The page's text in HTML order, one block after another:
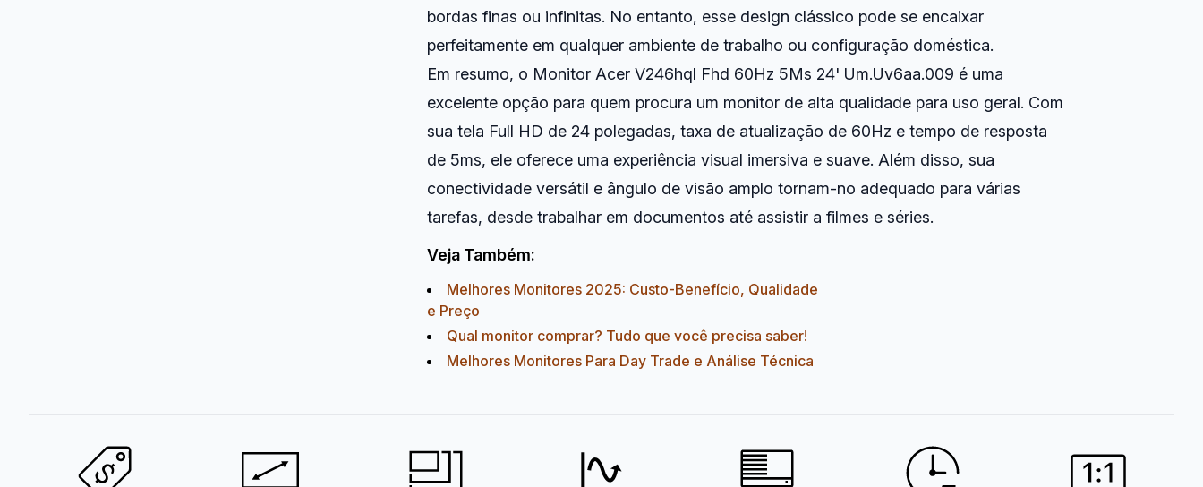
bordas finas ou infinitas. No entanto, esse design clássico pode se encaixar
perfeitamente em qualquer ambiente de trabalho ou configuração doméstica.
Em resumo, o Monitor Acer V246hql Fhd 60Hz 5Ms 24' Um.Uv6aa.009 é uma
excelente opção para quem procura um monitor de alta qualidade para uso geral. Com
sua tela Full HD de 24 polegadas, taxa de atualização de 60Hz e tempo de resposta
de 5ms, ele oferece uma experiência visual imersiva e suave. Além disso, sua
conectividade versátil e ângulo de visão amplo tornam-no adequado para várias
tarefas, desde trabalhar em documentos até assistir a filmes e séries.
Veja Também:
Melhores Monitores 2025: Custo-Benefício, Qualidade
e Preço
Qual monitor comprar? Tudo que você precisa saber!
Melhores Monitores Para Day Trade e Análise Técnica